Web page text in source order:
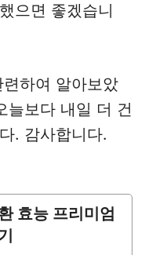
으면 좋겠습니
하여 알아보았
늘보다 내일 더 건
. 감사합니다.
효능 프리미엄